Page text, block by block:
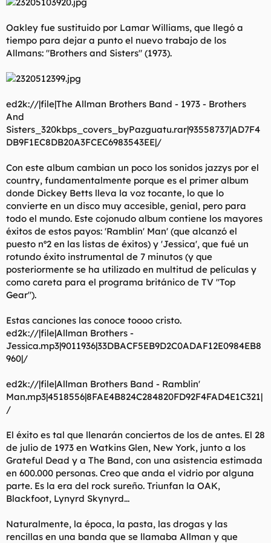
Oakley fue sustituido por Lamar Williams, que llegó a
tiempo para dejar a punto el nuevo trabajo de los
Allmans: "Brothers and Sisters" (1973).
ed2k://|file|The Allman Brothers Band - 1973 - Brothers
And
Sisters_320kbps_covers_byPazguatu.rar|93558737|AD7F4
DB9F1EC8DB20A3FCEC6983543EE|/
Con este album cambian un poco los sonidos jazzys por el
country, fundamentalmente porque es el primer album
donde Dickey Betts lleva la voz tocante, lo que lo
convierte en un disco muy accesible, genial, pero para
todo el mundo. Este cojonudo album contiene los mayores
éxitos de estos payos: 'Ramblin' Man' (que alcanzó el
puesto nº2 en las listas de éxitos) y 'Jessica', que fué un
rotundo éxito instrumental de 7 minutos (y que
posteriormente se ha utilizado en multitud de películas y
como careta para el programa británico de TV "Top
Gear").
Estas canciones las conoce toooo cristo.
ed2k://|file|Allman Brothers -
Jessica.mp3|9011936|33DBACF5EB9D2C0ADAF12E0984EB8
960|/
ed2k://|file|Allman Brothers Band - Ramblin'
Man.mp3|4518556|8FAE4B824C284820FD92F4FAD4E1C321|
/
El éxito es tal que llenarán conciertos de los de antes. El 28
de julio de 1973 en Watkins Glen, New York, junto a los
Grateful Dead y a The Band, con una asistencia estimada
en 600.000 personas. Creo que anda el vidrio por alguna
parte. Es la era del rock sureño. Triunfan la OAK,
Blackfoot, Lynyrd Skynyrd...
Naturalmente, la época, la pasta, las drogas y las
rencillas en una banda que se llamaba Allman y que